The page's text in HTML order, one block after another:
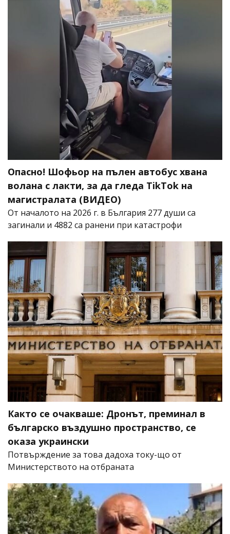
Опасно! Шофьор на пълен автобус хвана
волана с лакти, за да гледа TikTok на
магистралата (ВИДЕО)
От началото на 2026 г. в България 277 души са
загинали и 4882 са ранени при катастрофи
Както се очакваше: Дронът, преминал в
българско въздушно пространство, се
оказа украински
Потвърждение за това дадоха току-що от
Министерството на отбраната